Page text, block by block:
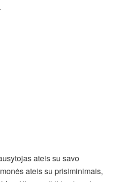
ateis su savo
ateis su prisiminimais,